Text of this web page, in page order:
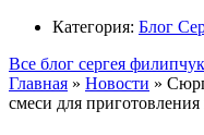
Категория: Блог
Все блог сергея
Главная » Новости »
смеси для